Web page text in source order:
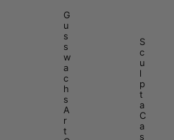
G
u
s
s
w
a
c
h
s
A
r
t
S
c
u
l
p
t
a
C
a
s